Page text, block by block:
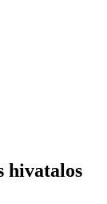
hivatalos